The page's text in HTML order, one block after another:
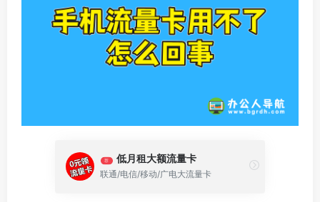
荐 低月租大额流量卡
联通/电信/移动/广电大流量卡